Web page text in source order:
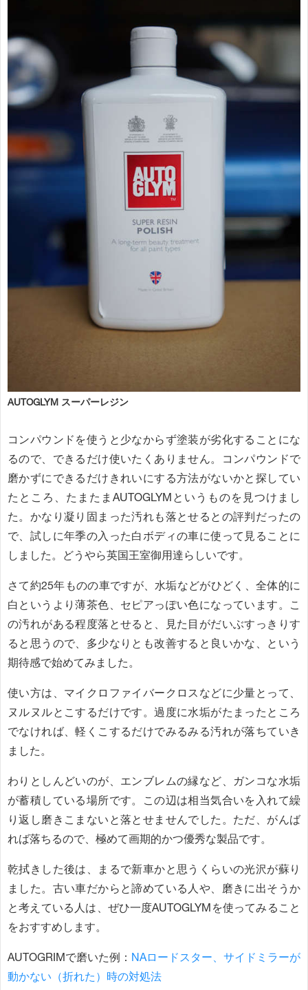
AUTOGLYM スーパーレジン
コンパウンドを使うと少なからず塗装が劣化することにな
るので、できるだけ使いたくありません。コンパウンドで
磨かずにできるだけきれいにする方法がないかと探してい
たところ、たまたまAUTOGLYMというものを見つけまし
た。かなり凝り固まった汚れも落とせるとの評判だったの
で、試しに年季の入った白ボディの車に使って見ることに
しました。どうやら英国王室御用達らしいです。
さて約25年ものの車ですが、水垢などがひどく、全体的に
白というより薄茶色、セピアっぽい色になっています。こ
の汚れがある程度落とせると、見た目がだいぶすっきりす
ると思うので、多少なりとも改善すると良いかな、という
期待感で始めてみました。
使い方は、マイクロファイバークロスなどに少量とって、
ヌルヌルとこするだけです。過度に水垢がたまったところ
でなければ、軽くこするだけでみるみる汚れが落ちていき
ました。
わりとしんどいのが、エンブレムの縁など、ガンコな水垢
が蓄積している場所です。この辺は相当気合いを入れて繰
り返し磨きこまないと落とせませんでした。ただ、がんば
れば落ちるので、極めて画期的かつ優秀な製品です。
乾拭きした後は、まるで新車かと思うくらいの光沢が蘇り
ました。古い車だからと諦めている人や、磨きに出そうか
と考えている人は、ぜひ一度AUTOGLYMを使ってみること
をおすすめします。
AUTOGRIMで磨いた例： NAロードスター、サイドミラーが
動かない（折れた）時の対処法